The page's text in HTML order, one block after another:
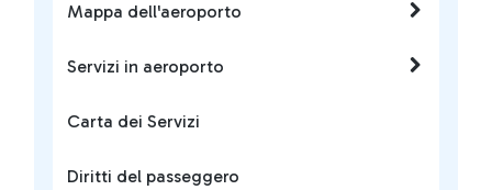
Mappa dell'aeroporto
Servizi in aeroporto
Carta dei Servizi
Diritti del passeggero